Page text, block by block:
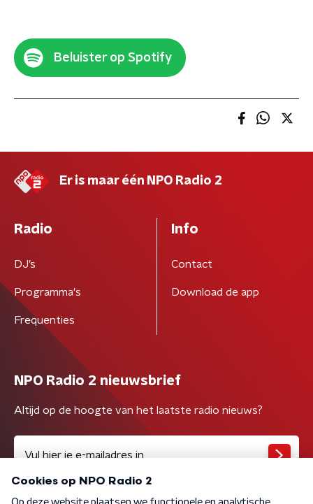
Beluister op Spotify
Er is maar één NPO Radio 2
Radio
DJ’s
Programma's
Frequenties
Info
Contact
Download de app
NPO Radio 2 nieuwsbrief
Altijd op de hoogte van het laatste radio nieuws?